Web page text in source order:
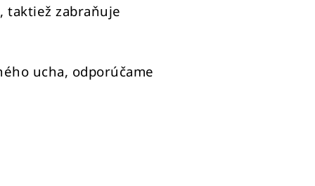
taktiež zabraňuje
ucha, odporúčame